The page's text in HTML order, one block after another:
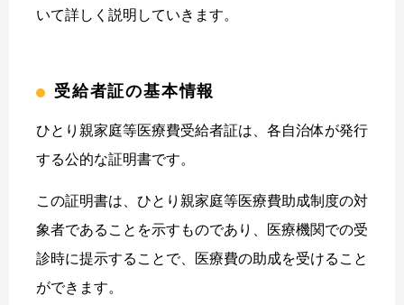
いて詳しく説明していきます。
受給者証の基本情報
ひとり親家庭等医療費受給者証は、各自治体が発行
する公的な証明書です。
この証明書は、ひとり親家庭等医療費助成制度の対
象者であることを示すものであり、医療機関での受
診時に提示することで、医療費の助成を受けること
ができます。